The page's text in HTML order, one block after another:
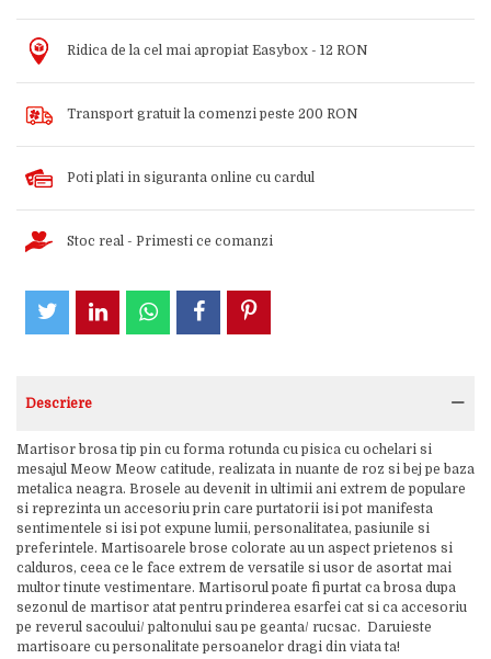
Ridica de la cel mai apropiat Easybox - 12 RON
Transport gratuit la comenzi peste 200 RON
Poti plati in siguranta online cu cardul
Stoc real - Primesti ce comanzi
Descriere
Martisor brosa tip pin cu forma rotunda cu pisica cu ochelari si
mesajul Meow Meow catitude, realizata in nuante de roz si bej pe baza
metalica neagra. Brosele au devenit in ultimii ani extrem de populare
si reprezinta un accesoriu prin care purtatorii isi pot manifesta
sentimentele si isi pot expune lumii, personalitatea, pasiunile si
preferintele. Martisoarele brose colorate au un aspect prietenos si
calduros, ceea ce le face extrem de versatile si usor de asortat mai
multor tinute vestimentare. Martisorul poate fi purtat ca brosa dupa
sezonul de martisor atat pentru prinderea esarfei cat si ca accesoriu
pe reverul sacoului/ paltonului sau pe geanta/ rucsac. Daruieste
martisoare cu personalitate persoanelor dragi din viata ta!